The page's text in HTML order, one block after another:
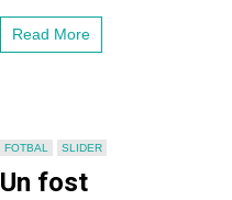
Read More
FOTBAL SLIDER
Un fost